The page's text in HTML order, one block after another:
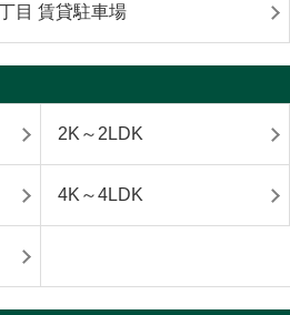
目 賃貸駐車場
2K～2LDK
4K～4LDK